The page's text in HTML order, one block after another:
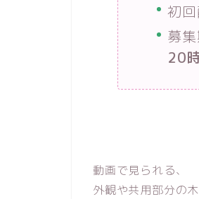
初回
募集
20
動画で見られる、
外観や共用部分の